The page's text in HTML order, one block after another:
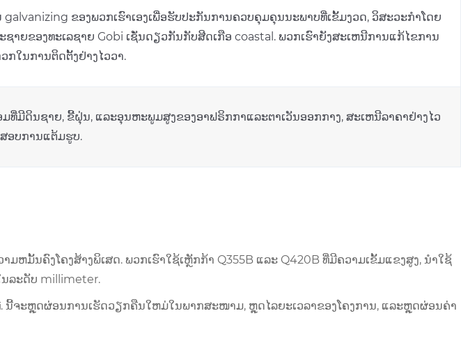
galvanizing ຂອງພວກເຮົາເອງເພື່ອຮັບປະກັນການຄວບຄຸມຄຸນນະພາບທີ່ເຂັ້ມງວດ, ວິສະວະກໍາໂດຍ
ຊາຍຂອງທະເລຊາຍ Gobi ເຊັ່ນດຽວກັນກັບສີດເກືອ coastal. ພວກເຮົາຍັງສະເຫນີການແກ້ໄຂການ
ໃນການຕິດຕັ້ງຢ່າງໄວວາ.
ທີ່ມີດິນຊາຍ, ຂີ້ຝຸ່ນ, ແລະອຸນຫະພູມສູງຂອງອາຟຣິກກາແລະຕາເວັນອອກກາງ, ສະເຫນີລາຄາຢ່າງໄວ
ອບການແຕ້ມຮູບ.
ມັ້ນຄົງໂຄງສ້າງພິເສດ. ພວກເຮົາໃຊ້ເຫຼັກກ້າ Q355B ແລະ Q420B ທີ່ມີຄວາມເຂັ້ມແຂງສູງ, ນໍາໃຊ້
ລະດັບ millimeter.
ຈະຫຼຸດຜ່ອນການເຮັດວຽກຄືນໃຫມ່ໃນພາກສະໜາມ, ຫຼຸດໄລຍະເວລາຂອງໂຄງການ, ແລະຫຼຸດຜ່ອນຄ່າ